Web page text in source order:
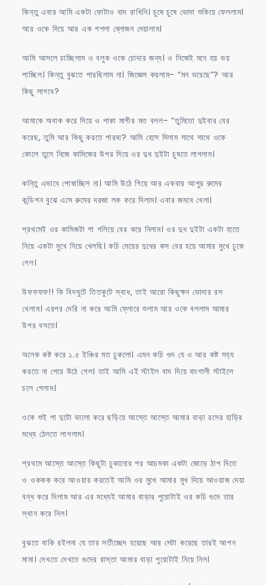
কিন্তু এবার আমি একটা ফোটাও বাদ রাখিনি। চুষে চুষে ভোদা শুকিয়ে ফেললাম।
আর ওকে দিয়ে আর এক পশলা ব্লোজন দেয়ালাম।
আমি আসলে চাচ্ছিলাম ও বলুক ওকে চোদার জন্য। ও নিজেই মনে হয় ভয়
পাচ্ছিল। কিন্তু বুঝতে পারছিলাম না। জিজ্ঞেস করলাম- “মন ভরেছে”? আর
কিছু লাগবে?
আমাকে অবাক করে দিয়ে ও পাকা মাগীর মত বলল- “তুমিতো দুইবার বের
করেছ, তুমি আর কিছু করতে পারবা? আমি হেসে দিলাম সাথে সাথে ওকে
কোলে তুলে নিজে কামিজের উপর দিয়ে ওর দুধ দুইটা চুষতে লাগলাম।
কন্তিু এভাবে পোষাচ্ছিল না। আমি উঠে গিয়ে আর একবার আপুর রুমের
কন্ডিশন বুঝে এসে রুমের দরজা লক করে দিলাম। এবার জমবে খেলা।
প্রথমেই ওর কামিজটা গা গলিয়ে বের করে নিলাম। ওর দুধ দুইটা একটা হাতে
নিয়ে একটা মুখে নিয়ে খেলছি। কচি মেয়ের দুধের কস বের হয়ে আমার মুখে ঢুকে
গেল।
উফফফফ!! কি বিদঘুটে তিতকুটে স্বাধ, তাই আরো কিছুক্ষন ভোদার রস
খেলাম। এরপর দেরি না করে আমি ফ্লোরে শুলাম আর ওকে বললাম আমার
উপর বসতে।
অনেক কষ্ট করে ১.৫ ইঞ্চির মত ঢুকলো। এমন কচি গুদ যে ও আর কষ্ট সহ্য
করতে না পেরে উঠে গেল। তাই আমি এই স্টাইল বাদ দিয়ে বাংগালী স্টাইলে
চলে গেলাম।
ওকে শুই পা দুটো ভালো করে ছড়িয়ে আস্তে আস্তে আমার বাড়া রসের হাড়ির
মধ্যে ঠেলতে লাগলাম।
প্রথমে আস্তে আস্তে কিছুটা ঢুকানোর পর আচমকা একটা জোড়ে ঠাপ দিতে
ও ওককক করে আওয়ার করতেই আমি ওর মুখে আমার মুখ দিয়ে আওয়াজ দেয়া
বন্ধ করে দিলাম আর এর মধ্যেই আমার বাড়ার পুরোটাই ওর কচি গুদে তার
স্থান করে নিল।
বুঝতে বাকি রইলনা যে তার সতীচ্ছেদ হয়েছে আর সেটা করেছে তারই আপন
মামা। দেখতে দেখতে গুদের রাস্তা আমার বাড়া পুরোটাই নিয়ে নিল।